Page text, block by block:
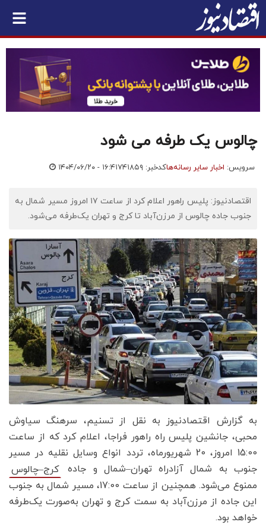
چالوس یک طرفه می شود
سرویس: اخبار سایر رسانه‌هاکدخبر: ۷۴۱۸۵۹ ۱۴۰۴/۰۶/۲۰ - ۱۶:۴۱
اقتصادنیوز: پلیس راهور اعلام کرد از ساعت ۱۷ امروز مسیر شمال به
جنوب جاده چالوس از مرزن‌آباد تا کرج و تهران یک‌طرفه می‌شود.
به گزارش اقتصادنیوز به نقل از تسنیم، سرهنگ سیاوش
محبی، جانشین پلیس راه راهور فراجا، اعلام کرد که از ساعت
15:00 امروز، 20 شهریورماه، تردد انواع وسایل نقلیه در مسیر
جنوب به شمال آزادراه تهران–شمال و جاده
کرج–چالوس
ممنوع می‌شود. همچنین از ساعت 17:00، مسیر شمال به جنوب
این جاده از مرزن‌آباد به سمت کرج و تهران به‌صورت یک‌طرفه
خواهد بود.